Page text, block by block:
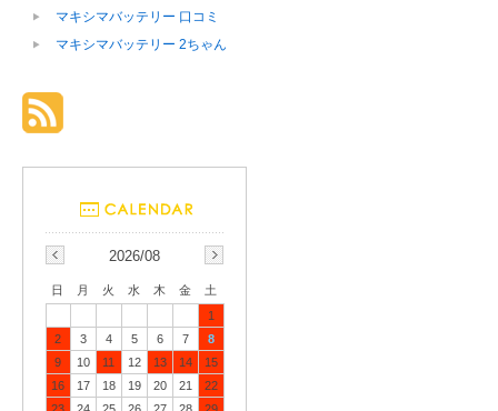
マキシマバッテリー 口コミ
マキシマバッテリー 2ちゃん
2026/08
日 月 火 水 木 金
土
1
2
3 4 5 6 7
8
9
10 11 12 13 14
15
16
17 18 19 20 21
22